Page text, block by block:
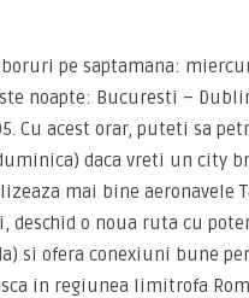
pe saptamana:
noapte: Bucuresti –
Cu acest orar, puteti sa
daca vreti un city
mai bine aeronavele
deschid o noua ruta cu
si ofera conexiuni bune
in regiunea limitrofa